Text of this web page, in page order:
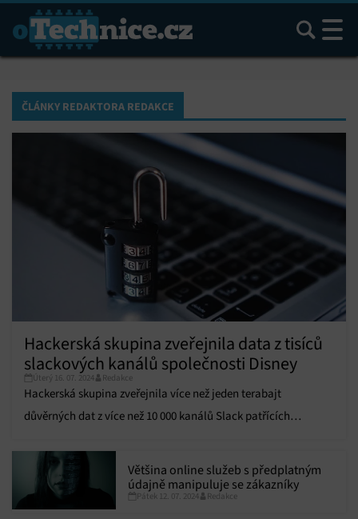
Hledat
ČLÁNKY REDAKTORA REDAKCE
Hackerská skupina zveřejnila data z tisíců
slackových kanálů společnosti Disney
Úterý 16. 07. 2024 Redakce
Hackerská skupina zveřejnila více než jeden terabajt
důvěrných dat z více než 10 000 kanálů Slack patřících
Journal. Uniklé informace zahrnují mimo jiné diskuse o
reklamních kampaních, větší množství počítačového kódu,
podrobnosti o dosud nezveřejněných projektech a diskuse o
Většina online služeb s předplatným
údajně manipuluje se zákazníky
Pátek 12. 07. 2024 Redakce